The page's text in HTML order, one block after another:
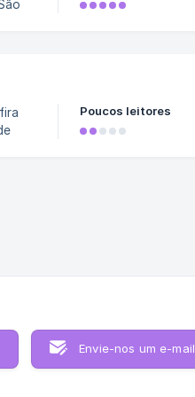
Poucos leitores
Envie-nos um e-mail